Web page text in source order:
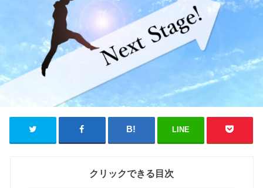
LINE
クリックできる目次